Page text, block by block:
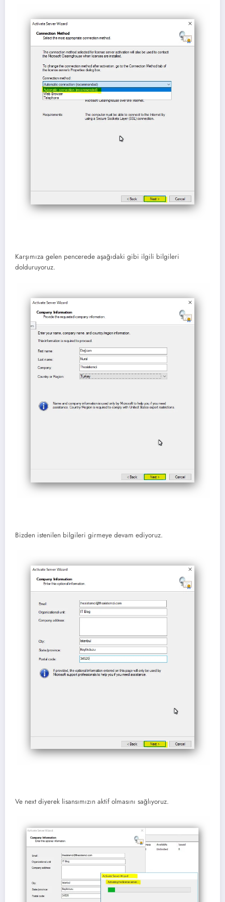
Karşımıza gelen pencerede aşağıdaki gibi ilgili bilgileri
dolduruyoruz.
Bizden istenilen bilgileri girmeye devam ediyoruz.
Ve next diyerek lisansımızın aktif olmasını sağlıyoruz.